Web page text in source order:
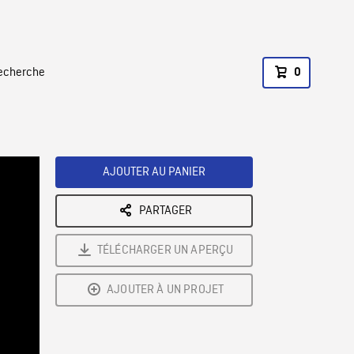
0
AJOUTER AU PANIER
PARTAGER
TÉLÉCHARGER UN APERÇU
AJOUTER À UN PROJET